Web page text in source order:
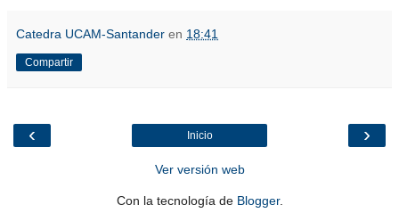
Catedra UCAM-Santander en 18:41
Compartir
‹ ›
Inicio
Ver versión web
Con la tecnología de Blogger.